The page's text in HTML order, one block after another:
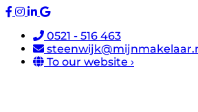
0521 - 516 463
To our website ›